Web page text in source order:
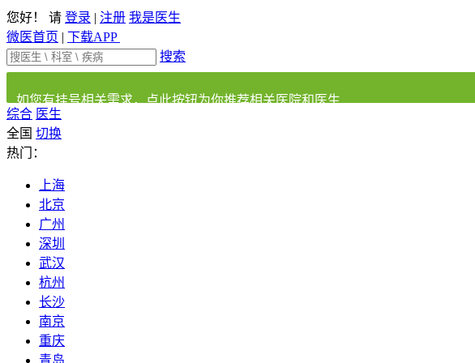
您好！ 请 登录 | 注册 我是医生
微医首页 | 下载APP
搜索
如您有挂号相关需求，点此按钮为你推荐相关医院和医生
综合 医生
全国 切换
热门：
上海
北京
广州
深圳
武汉
杭州
长沙
南京
重庆
青岛